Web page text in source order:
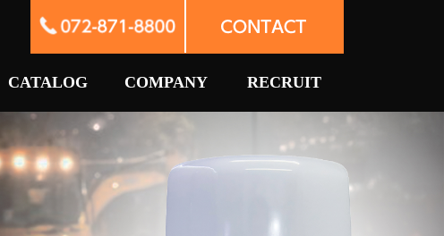
CATALOG COMPANY RECRUIT